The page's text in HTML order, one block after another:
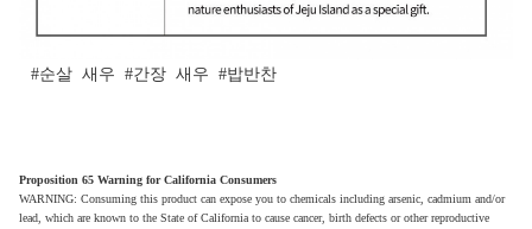
#순살 새우 #간장 새우 #밥반찬
Proposition 65 Warning for California Consumers
WARNING: Consuming this product can expose you to chemicals including arsenic, cadmium and/or
lead, which are known to the State of California to cause cancer, birth defects or other reproductive